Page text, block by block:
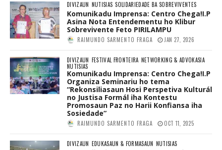
DIVIZAUN NUTISIAS SOLIDARIEDADE BA SOBREVIVENTES
Komunikadu Imprensa: Centro Chega!I.P
Asina Nota Entendementu ho Klibur
Sobrevivente Feto PIRILAMPU
RAIMUNDO SARMENTO FRAGA JAN 27, 2026
DIVIZAUN FESTIVAL FRONTEIRA NETWORKING & ADVOKASIA
NUTISIAS
Komunikadu Imprensa: Centro Chega!I.P
Organiza Seminariu ho tema
“Rekonsiliasaun Hosi Perspetiva Kulturál
no Justisa Formál iha Kontestu
Promosaun Paz no Harii Konfiansa iha
Sosiedade”
RAIMUNDO SARMENTO FRAGA OCT 11, 2025
DIVIZAUN EDUKASAUN & FORMASAUN NUTISIAS